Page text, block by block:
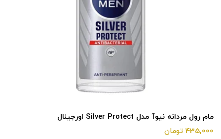
مام رول مردانه نیوآ مدل Silver Protect اورجینال
435,000 تومان